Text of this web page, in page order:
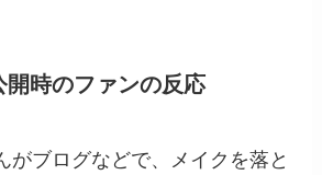
開時のファンの反応
がブログなどで、メイクを落と